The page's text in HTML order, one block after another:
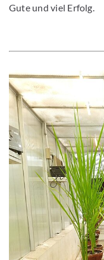
Gute und viel Erfolg.